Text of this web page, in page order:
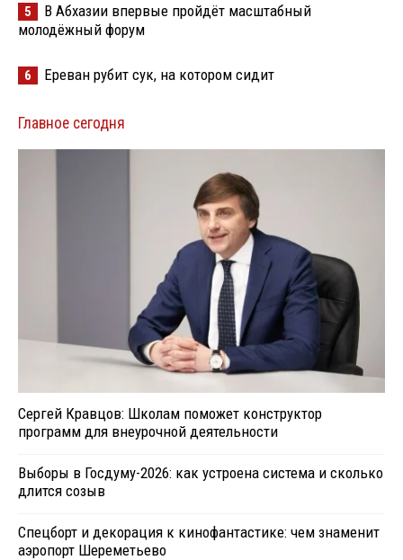
5
В Абхазии впервые пройдёт масштабный
молодёжный форум
6 Ереван рубит сук, на котором сидит
Главное сегодня
Сергей Кравцов: Школам поможет конструктор
программ для внеурочной деятельности
Выборы в Госдуму-2026: как устроена система и сколько
длится созыв
Спецборт и декорация к кинофантастике: чем знаменит
аэропорт Шереметьево